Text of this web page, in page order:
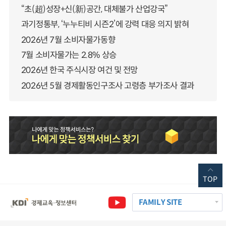
“초(超)성장+신(新)공간, 대체불가 산업강국”
과기정통부, ‘누누티비 시즌2’에 강력 대응 의지 밝혀
2026년 7월 소비자물가동향
7월 소비자물가는 2.8% 상승
2026년 한국 주식시장 여건 및 전망
2026년 5월 경제활동인구조사 고령층 부가조사 결과
FAMILY SITE
TOP